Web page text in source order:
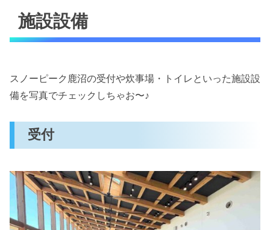
施設設備
スノーピーク鹿沼の受付や炊事場・トイレといった施設設
備を写真でチェックしちゃお〜♪
受付